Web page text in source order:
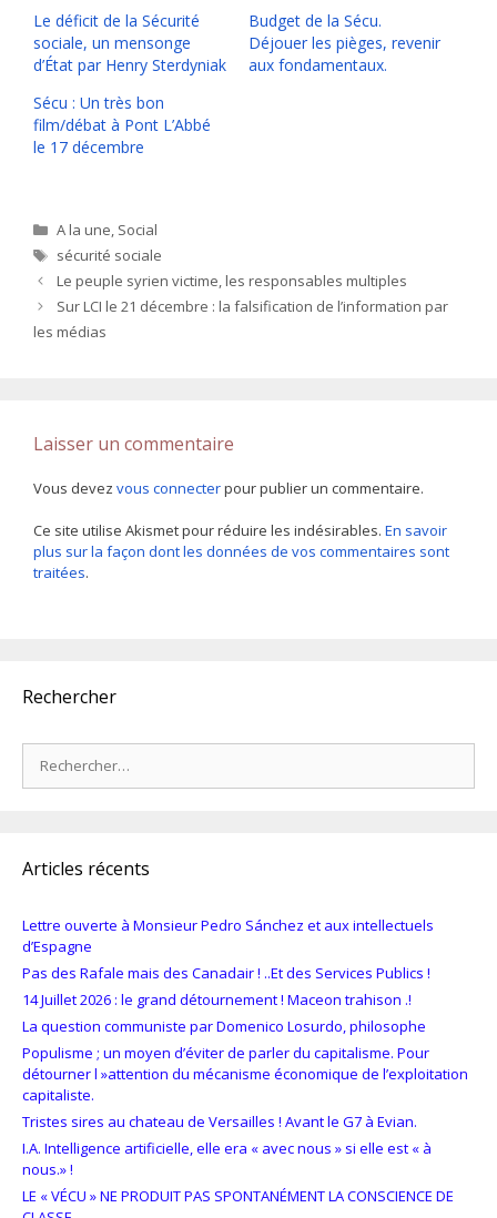
Le déficit de la Sécurité
sociale, un mensonge
d’État par Henry Sterdyniak
Budget de la Sécu.
Déjouer les pièges, revenir
aux fondamentaux.
Sécu : Un très bon
film/débat à Pont L’Abbé
le 17 décembre
Catégories
A la une Social
Étiquettes
sécurité sociale
Le peuple syrien victime, les responsables multiples
Sur LCI le 21 décembre : la falsification de l’information par
les médias
Laisser un commentaire
Vous devez vous connecterpour publier un commentaire.
Ce site utilise Akismet pour réduire les indésirables. En savoir
plus sur la façon dont les données de vos commentaires sont
traitées.
Rechercher
Articles récents
Lettre ouverte à Monsieur Pedro Sánchez et aux intellectuels
d’Espagne
Pas des Rafale mais des Canadair ! ..Et des Services Publics !
14 Juillet 2026 : le grand détournement ! Maceon trahison .!
La question communiste par Domenico Losurdo, philosophe
Populisme ; un moyen d’éviter de parler du capitalisme. Pour
détourner l »attention du mécanisme économique de l’exploitation
capitaliste.
Tristes sires au chateau de Versailles ! Avant le G7 à Evian.
I.A. Intelligence artificielle, elle era « avec nous » si elle est « à
nous.» !
LE « VÉCU » NE PRODUIT PAS SPONTANÉMENT LA CONSCIENCE DE